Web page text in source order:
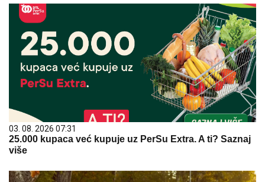
03. 08. 2026 07:31
25.000 kupaca već kupuje uz PerSu Extra. A ti? Saznaj
više